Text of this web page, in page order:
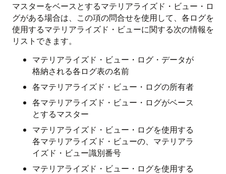
マスターをベースとするマテリアライズド・ビュー・ロ
グがある場合は、この項の問合せを使用して、各ログを
使用するマテリアライズド・ビューに関する次の情報を
リストできます。
マテリアライズド・ビュー・ログ・データが
格納される各ログ表の名前
各マテリアライズド・ビュー・ログの所有者
各マテリアライズド・ビュー・ログがベース
とするマスター
マテリアライズド・ビュー・ログを使用する
各マテリアライズド・ビューの、マテリアラ
イズド・ビュー識別番号
マテリアライズド・ビュー・ログを使用する